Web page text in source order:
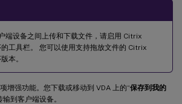
端设备之间上传和下载文件，请启用 Citrix
工具栏。 您可以使用支持拖放文件的 Citrix
本。
增强功能。您下载或移动到 VDA 上的“保存到我的
到客户端设备。